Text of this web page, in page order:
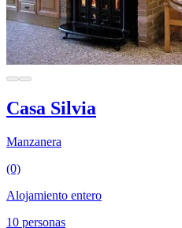
Casa Silvia
Manzanera
(0)
Alojamiento entero
10 personas